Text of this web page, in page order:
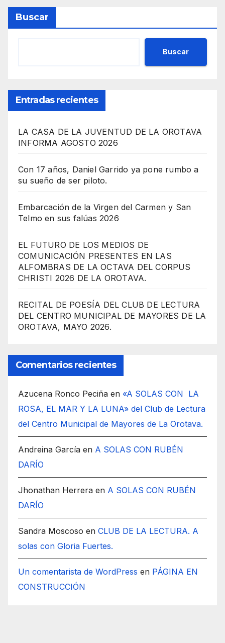
Buscar
Buscar
Entradas recientes
LA CASA DE LA JUVENTUD DE LA OROTAVA
INFORMA AGOSTO 2026
Con 17 años, Daniel Garrido ya pone rumbo a
su sueño de ser piloto.
Embarcación de la Virgen del Carmen y San
Telmo en sus falúas 2026
EL FUTURO DE LOS MEDIOS DE
COMUNICACIÓN PRESENTES EN LAS
ALFOMBRAS DE LA OCTAVA DEL CORPUS
CHRISTI 2026 DE LA OROTAVA.
RECITAL DE POESÍA DEL CLUB DE LECTURA
DEL CENTRO MUNICIPAL DE MAYORES DE LA
OROTAVA, MAYO 2026.
Comentarios recientes
Azucena Ronco Peciña en «A SOLAS CON LA
ROSA, EL MAR Y LA LUNA» del Club de Lectura
del Centro Municipal de Mayores de La Orotava.
Andreina García en A SOLAS CON RUBÉN
DARÍO
Jhonathan Herrera en A SOLAS CON RUBÉN
DARÍO
Sandra Moscoso en CLUB DE LA LECTURA. A
solas con Gloria Fuertes.
Un comentarista de WordPress en PÁGINA EN
CONSTRUCCIÓN